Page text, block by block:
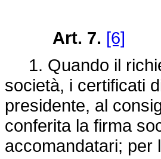
Art. 7. [6]
1. Quando il
società, i certificati
presidente, al
conferita la firma
accomandatari; per